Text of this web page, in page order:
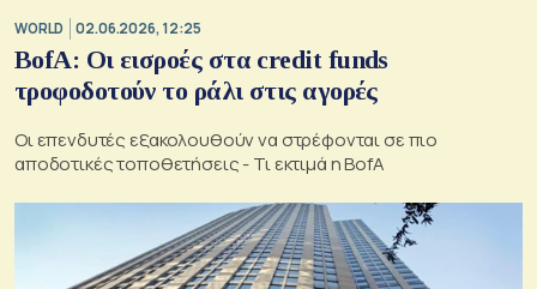
WORLD 02.06.2026, 12:25
BofA: Οι εισροές στα credit funds
τροφοδοτούν το ράλι στις αγορές
Oι επενδυτές εξακολουθούν να στρέφονται σε πιο
αποδοτικές τοποθετήσεις - Τι εκτιμά η BofA